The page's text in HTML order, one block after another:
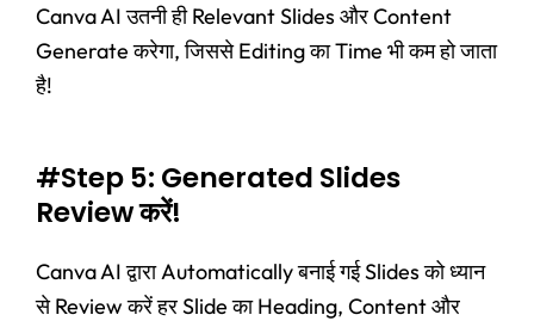
Canva AI उतनी ही Relevant Slides और Content
Generate करेगा, जिससे Editing का Time भी कम हो जाता
है!
#Step 5: Generated Slides
Review करें!
Canva AI द्वारा Automatically बनाई गई Slides को ध्यान
से Review करें हर Slide का Heading, Content और